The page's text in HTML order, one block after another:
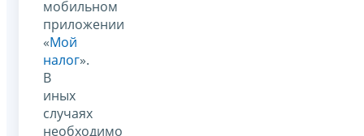
мобильном
приложении
«Мой
налог».
В
иных
случаях
необходимо